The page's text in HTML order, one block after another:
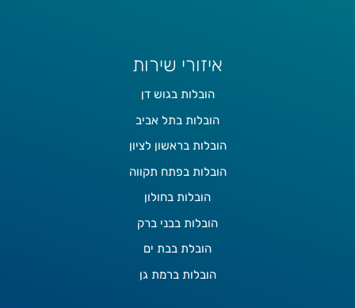
איזורי שירות
הובלות בגוש דן
הובלות בתל אביב
הובלות בראשון לציון
הובלות בפתח תקווה
הובלות בחולון
הובלות בבני ברק
הובלת בבת ים
הובלות ברמת גן